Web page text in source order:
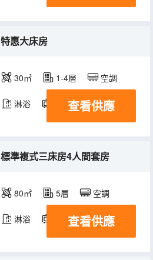
特惠大床房
30㎡ 1-4層 空調
淋浴 電視機
查看供應
標準複式三床房4人間套房
80㎡ 5層 空調
淋浴 電視機
查看供應